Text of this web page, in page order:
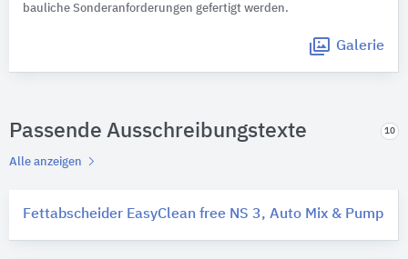
bauliche Sonderanforderungen gefertigt werden.
Galerie
Passende Ausschreibungstexte 10
Alle anzeigen
Fettabscheider EasyClean free NS 3, Auto Mix & Pump